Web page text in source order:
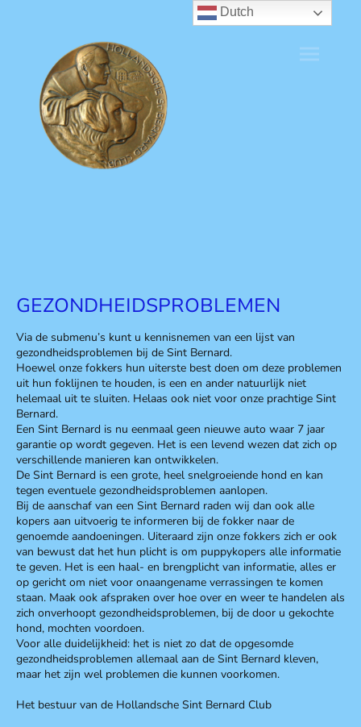
GEZONDHEIDSPROBLEMEN
Via de submenu’s kunt u kennisnemen van een lijst van
gezondheidsproblemen bij de Sint Bernard.
Hoewel onze fokkers hun uiterste best doen om deze problemen
uit hun foklijnen te houden, is een en ander natuurlijk niet
helemaal uit te sluiten. Helaas ook niet voor onze prachtige Sint
Bernard.
Een Sint Bernard is nu eenmaal geen nieuwe auto waar 7 jaar
garantie op wordt gegeven. Het is een levend wezen dat zich op
verschillende manieren kan ontwikkelen.
De Sint Bernard is een grote, heel snelgroeiende hond en kan
tegen eventuele gezondheidsproblemen aanlopen.
Bij de aanschaf van een Sint Bernard raden wij dan ook alle
kopers aan uitvoerig te informeren bij de fokker naar de
genoemde aandoeningen. Uiteraard zijn onze fokkers zich er ook
van bewust dat het hun plicht is om puppykopers alle informatie
te geven. Het is een haal- en brengplicht van informatie, alles er
op gericht om niet voor onaangename verrassingen te komen
staan. Maak ook afspraken over hoe over en weer te handelen als
zich onverhoopt gezondheidsproblemen, bij de door u gekochte
hond, mochten voordoen.
Voor alle duidelijkheid: het is niet zo dat de opgesomde
gezondheidsproblemen allemaal aan de Sint Bernard kleven,
maar het zijn wel problemen die kunnen voorkomen.
Het bestuur van de Hollandsche Sint Bernard Club
Dutch